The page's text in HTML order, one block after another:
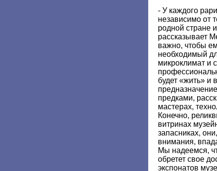
- У каждого
независимо от
родной стране
рассказывает
важно, чтобы
необходимый
микроклимат и
будет «жить» и
предками,
мастерах,
Конечно,
витринах
запасниках,
внимания,
Мы надеемся,
обретет свое
экспонатов